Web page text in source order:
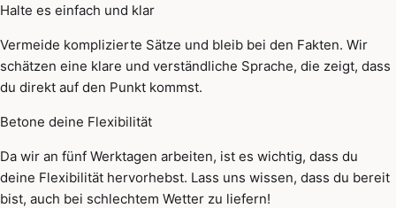
Halte es einfach und klar
Vermeide komplizierte Sätze und bleib bei den Fakten. Wir
schätzen eine klare und verständliche Sprache, die zeigt, dass
du direkt auf den Punkt kommst.
Betone deine Flexibilität
Da wir an fünf Werktagen arbeiten, ist es wichtig, dass du
deine Flexibilität hervorhebst. Lass uns wissen, dass du bereit
bist, auch bei schlechtem Wetter zu liefern!